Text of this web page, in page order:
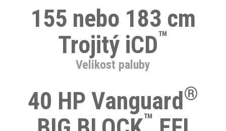
Velikost paluby
155 nebo 183 cm
Trojitý iCD™
40 HP Vanguard®
™